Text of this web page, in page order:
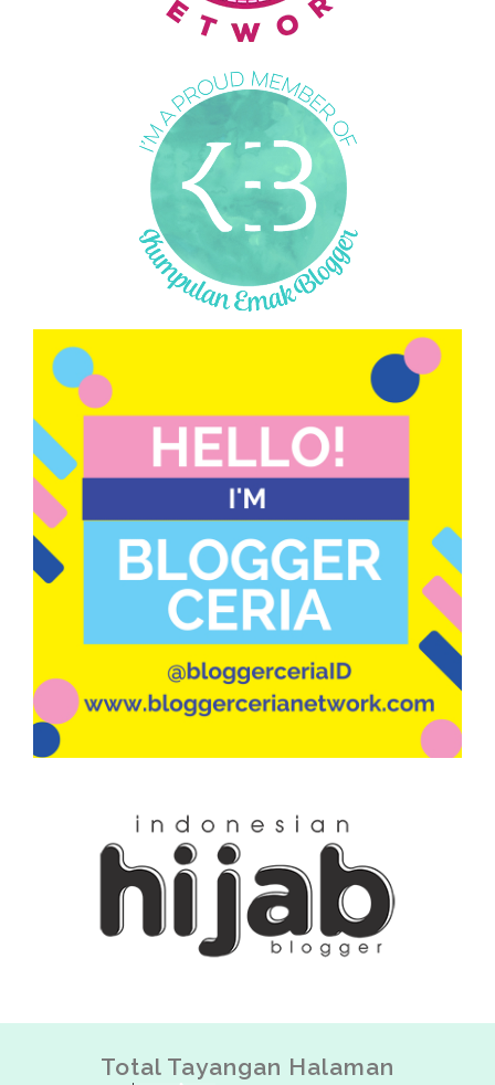
Total Tayangan Halaman